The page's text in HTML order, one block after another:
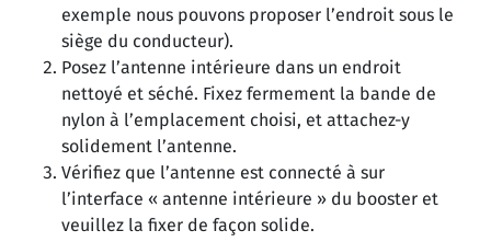
exemple nous pouvons proposer l’endroit sous le
siège du conducteur).
Posez l’antenne intérieure dans un endroit
nettoyé et séché. Fixez fermement la bande de
nylon à l’emplacement choisi, et attachez-y
solidement l’antenne.
Vérifiez que l’antenne est connecté à sur
l’interface « antenne intérieure » du booster et
veuillez la fixer de façon solide.